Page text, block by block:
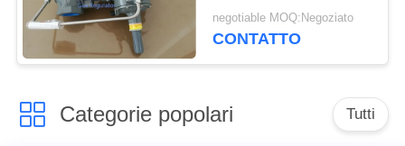
dell'americano di lunga
vita
negotiable MOQ:Negoziato
CONTATTO
Categorie popolari Tutti